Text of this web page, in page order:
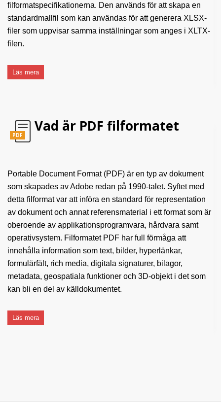
filformatspecifikationerna. Den används för att skapa en
standardmallfil som kan användas för att generera XLSX-
filer som uppvisar samma inställningar som anges i XLTX-
filen.
Läs mera
PDF
Vad är PDF filformatet
Portable Document Format (PDF) är en typ av dokument
som skapades av Adobe redan på 1990-talet. Syftet med
detta filformat var att införa en standard för representation
av dokument och annat referensmaterial i ett format som är
oberoende av applikationsprogramvara, hårdvara samt
operativsystem. Filformatet PDF har full förmåga att
innehålla information som text, bilder, hyperlänkar,
formulärfält, rich media, digitala signaturer, bilagor,
metadata, geospatiala funktioner och 3D-objekt i det som
kan bli en del av källdokumentet.
Läs mera